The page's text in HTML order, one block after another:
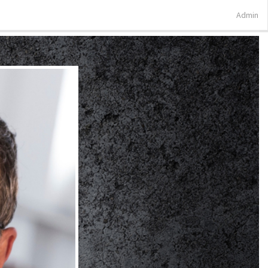
Admin